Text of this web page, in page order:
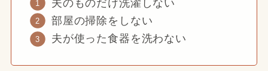
夫のものだけ洗濯しない
部屋の掃除をしない
夫が使った食器を洗わない